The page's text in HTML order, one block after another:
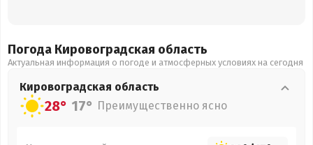
Погода Кировоградская область
Актуальная информация о погоде и атмосферных условиях на сегодня
Кировоградская область
28° 17° Преимущественно ясно